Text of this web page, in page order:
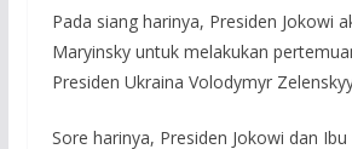
Pada siang harinya, Presiden Jokowi
Maryinsky untuk melakukan
Presiden Ukraina Volodymyr
Sore harinya, Presiden Jokowi dan